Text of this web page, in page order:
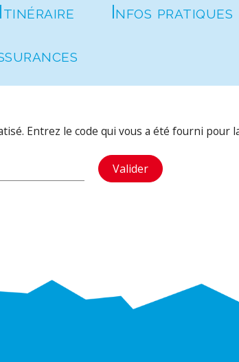
Itinéraire Infos pratiques
Entrez le code qui vous a été fourni pour
Valider